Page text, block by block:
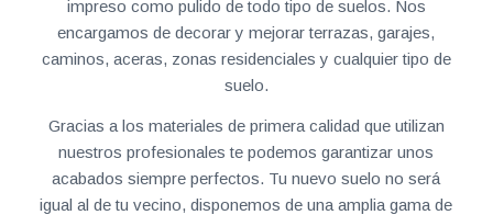
impreso como pulido de todo tipo de suelos. Nos
encargamos de decorar y mejorar terrazas, garajes,
caminos, aceras, zonas residenciales y cualquier tipo de
suelo.
Gracias a los materiales de primera calidad que utilizan
nuestros profesionales te podemos garantizar unos
acabados siempre perfectos. Tu nuevo suelo no será
igual al de tu vecino, disponemos de una amplia gama de